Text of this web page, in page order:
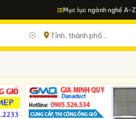
Mục lục ngành nghề A-Z